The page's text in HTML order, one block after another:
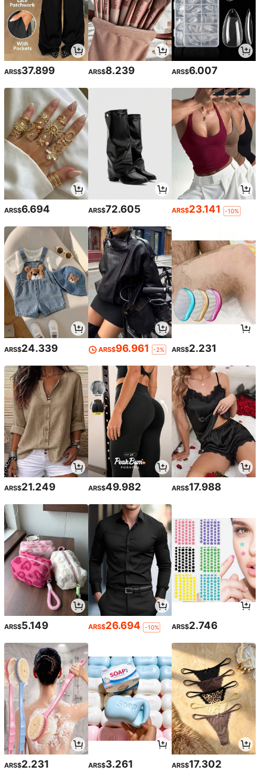
ARS$37.899 ARS$8.239 ARS$6.007
ARS$6.694 ARS$72.605 ARS$23.141 -10%
ARS$24.339 ARS$96.961 -2% ARS$2.231
ARS$21.249 ARS$49.982 ARS$17.988
ARS$5.149 ARS$26.694 -10% ARS$2.746
ARS$2.231 ARS$3.261 ARS$17.302